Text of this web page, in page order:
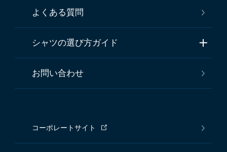
よくある質問
シャツの選び方ガイド
お問い合わせ
コーポレートサイト